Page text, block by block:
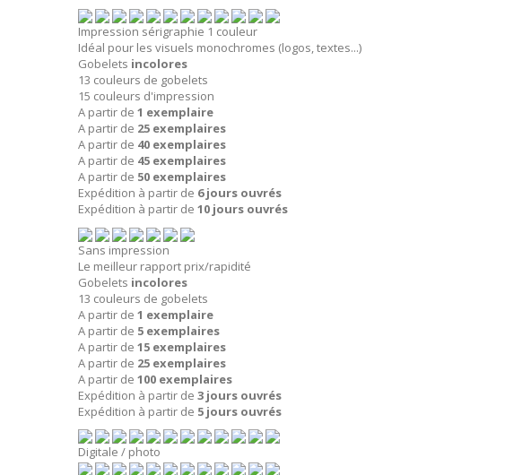
Impression sérigraphie 1 couleur
Idéal pour les visuels monochromes (logos, textes...)
Gobelets incolores
13 couleurs de gobelets
15 couleurs d'impression
A partir de 1 exemplaire
A partir de 25 exemplaires
A partir de 40 exemplaires
A partir de 45 exemplaires
A partir de 50 exemplaires
Expédition à partir de 6 jours ouvrés
Expédition à partir de 10 jours ouvrés
Sans impression
Le meilleur rapport prix/rapidité
Gobelets incolores
13 couleurs de gobelets
A partir de 1 exemplaire
A partir de 5 exemplaires
A partir de 15 exemplaires
A partir de 25 exemplaires
A partir de 100 exemplaires
Expédition à partir de 3 jours ouvrés
Expédition à partir de 5 jours ouvrés
Digitale / photo